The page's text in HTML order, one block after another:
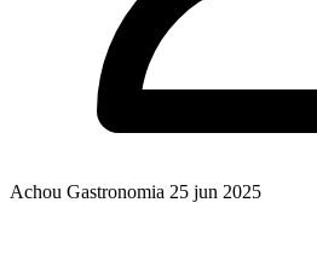
Achou Gastronomia 25 jun 2025